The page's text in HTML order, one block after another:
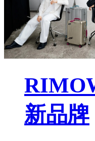
新品牌